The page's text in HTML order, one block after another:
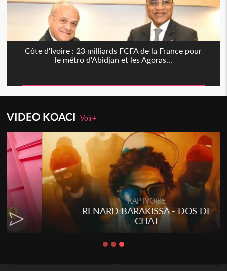
Côte d'Ivoire : 23 milliards FCFA de la France pour
le métro d'Abidjan et les Agoras...
VIDEO KOACIVoir+
RAP IVOIRE
RENARD BARAKISSA - DOS DE
CHAT